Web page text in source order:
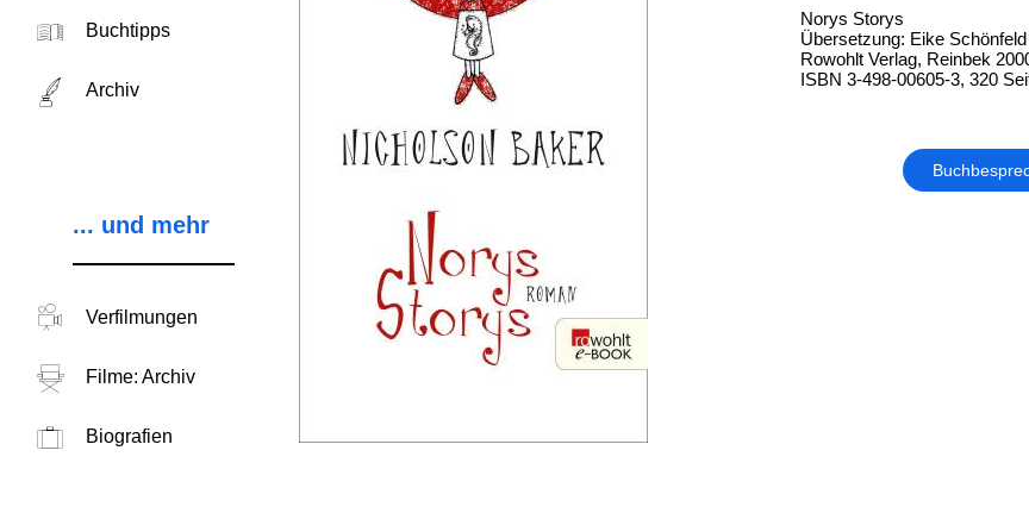
Buchtipps
Archiv
... und mehr
Verfilmungen
Filme: Archiv
Biografien
Norys Storys
Übersetzung: Eike Schönfeld
Rowohlt Verlag, Reinbek
ISBN 3-498-00605-3, 320